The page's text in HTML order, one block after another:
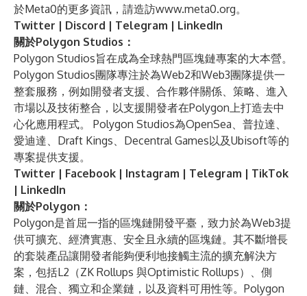
於Meta0的更多資訊，請造訪www.meta0.org。
Twitter | Discord | Telegram | LinkedIn
關於Polygon Studios：
Polygon Studios旨在成為全球熱門區塊鏈專案的大本營。
Polygon Studios團隊專注於為Web2和Web3團隊提供一
整套服務，例如開發者支援、合作夥伴關係、策略、進入
市場以及技術整合，以支援開發者在Polygon上打造去中
心化應用程式。 Polygon Studios為OpenSea、普拉達、
愛迪達、Draft Kings、Decentral Games以及Ubisoft等的
專案提供支援。
Twitter | Facebook | Instagram | Telegram | TikTok
| LinkedIn
關於Polygon：
Polygon是首屈一指的區塊鏈開發平臺，致力於為Web3提
供可擴充、經濟實惠、安全且永續的區塊鏈。其不斷增長
的套裝產品讓開發者能夠便利地接觸主流的擴充解決方
案，包括L2（ZK Rollups 與Optimistic Rollups）、側
鏈、混合、獨立和企業鏈，以及資料可用性等。Polygon